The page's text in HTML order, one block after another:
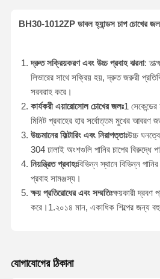
BH30-1012ZP ডাবল হ্যান্ডস চাপ চোখের
দ্রুত সক্রিয়করণ এবং উচ্চ প্রবাহ ঝরনা:
লিভারের সাথে সক্রিয় হয়, দ্রুত জরুরী
সরবরাহ করে।
কার্যকরী এয়ারোসোল চোখের জলঃ1
মিনিট প্রবাহের হার সর্বোত্তম মুখের আবরণ
উচ্চমানের ফিল্টারিং এবং নিরাপত্তাঃউচ্চ
304 ঢালাই অংশগুলি পানির চাপের বিরুদ্ধে
নিয়ন্ত্রিত প্রবাহঃবিভিন্ন স্থানে বিভিন্ন
প্রবাহ সামঞ্জস্য।
ক্ষয় প্রতিরোধের এবং সম্মতিঃক্ষয়কারী
করে।1.২০১৪ মান, একাধিক শিল্পের জন্য
যোগাযোগের ঠিকানা